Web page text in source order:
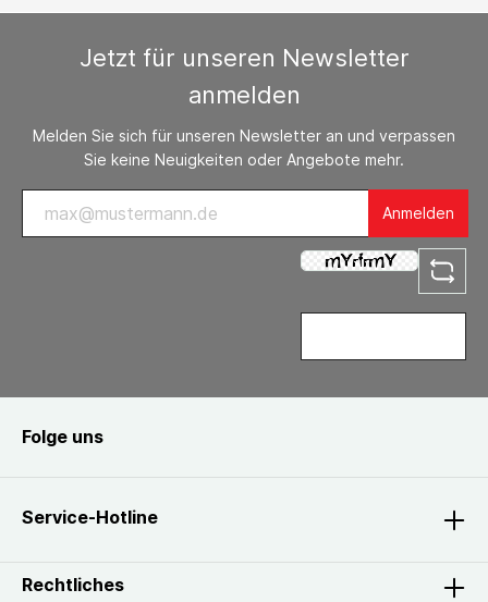
Jetzt für unseren Newsletter
anmelden
Melden Sie sich für unseren Newsletter an und verpassen
Sie keine Neuigkeiten oder Angebote mehr.
Anmelden
Service-Hotline
Folge uns
Rechtliches